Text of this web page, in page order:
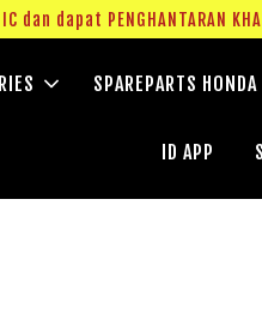
dapat PENGHANTARAN
SPAREPARTS HONDA
ID APP